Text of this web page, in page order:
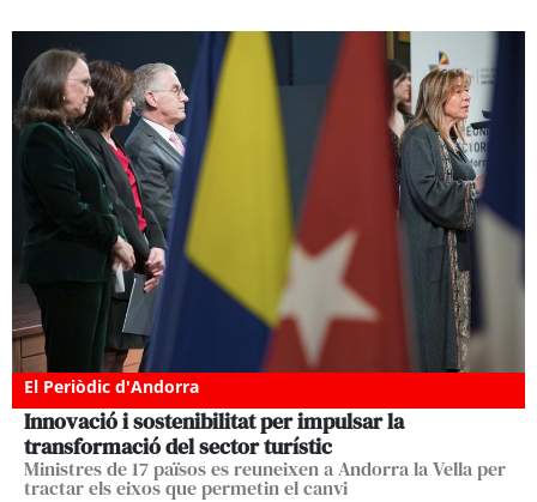
El Periòdic d'Andorra
Innovació i sostenibilitat per impulsar la
transformació del sector turístic
Ministres de 17 països es reuneixen a Andorra la Vella per
tractar els eixos que permetin el canvi